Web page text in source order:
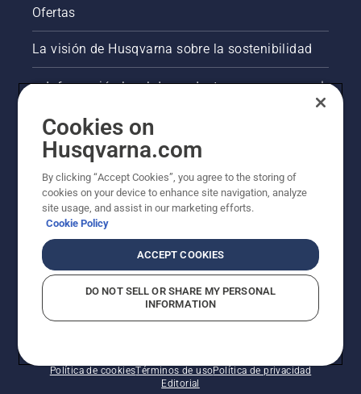
Ofertas
La visión de Husqvarna sobre la sostenibilidad
Información legal de productos
Otros sitios de Husqvarna
Política de cookiesTérminos de usoPolítica de privacidad
Editorial
Cookies on
Husqvarna.com
By clicking “Accept Cookies”, you agree to the storing of
cookies on your device to enhance site navigation, analyze
site usage, and assist in our marketing efforts.
Cookie Policy
ACCEPT COOKIES
DO NOT SELL OR SHARE MY PERSONAL
INFORMATION